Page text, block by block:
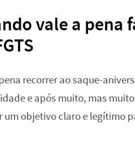
vale a pena
recorrer ao saque-
e após muito, mas
um objetivo claro e legítimo